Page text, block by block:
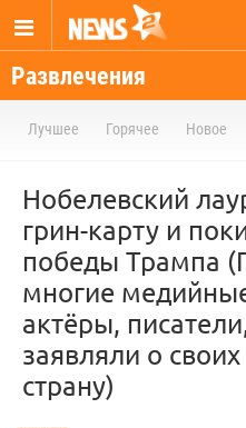
Развлечения
Лучшее Горячее Новое
Нобелевский
грин-карту и
победы Трампа
многие
актёры,
заявляли о
страну)